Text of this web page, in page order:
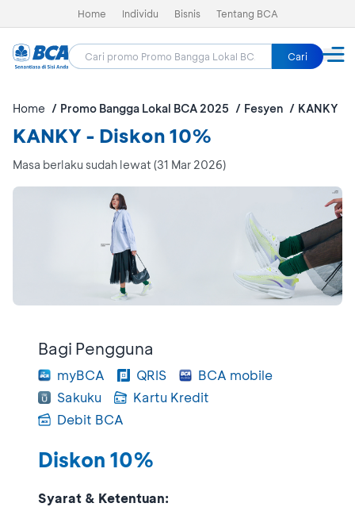
Home Individu Bisnis Tentang BCA
Cari
Home Promo Bangga Lokal BCA 2025 Fesyen KANKY
KANKY - Diskon 10%
Masa berlaku sudah lewat (31 Mar 2026)
Bagi Pengguna
myBCA QRIS
BCA mobile
Sakuku
Kartu Kredit
Debit BCA
Diskon 10%
Syarat & Ketentuan: